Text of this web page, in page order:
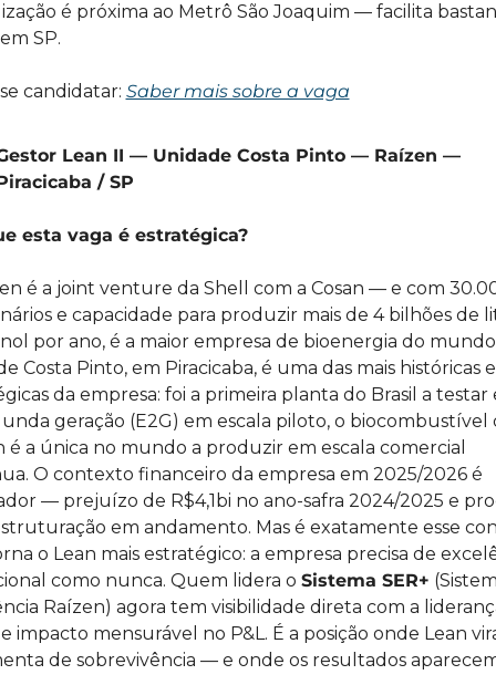
é próxima ao Metrô São Joaquim — facilita
SP.
candidatar: Saber mais sobre a vaga
Lean II — Unidade Costa Pinto — Raízen —
/ SP
esta vaga é estratégica?
é a joint venture da Shell com a Cosan — e com
e capacidade para produzir mais de 4 bilhões de
por ano, é a maior empresa de bioenergia do
Costa Pinto, em Piracicaba, é uma das mais históricas e
da empresa: foi a primeira planta do Brasil a testar
geração (E2G) em escala piloto, o biocombustível
é a única no mundo a produzir em escala comercial
O contexto financeiro da empresa em 2025/2026 é
— prejuízo de R$4,1bi no ano-safra 2024/2025 e
em andamento. Mas é exatamente esse
o Lean mais estratégico: a empresa precisa de
como nunca. Quem lidera o Sistema SER+
Raízen) agora tem visibilidade direta com a
impacto mensurável no P&L. É a posição onde Lean
de sobrevivência — e onde os resultados